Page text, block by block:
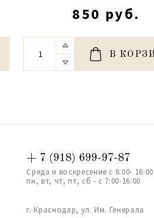
850 руб.
В
+ 7 (918) 699-97-87
Среда и воскресение с 6:00-
пн, вт, чт, пт, сб - с 7:00-16:00
г. Краснодар, ул. Им. Генерала